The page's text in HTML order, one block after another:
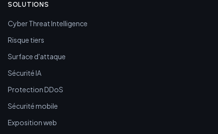
SOLUTIONS
Cyber Threat Intelligence
Risque tiers
Surface d'attaque
Sécurité IA
Protection DDoS
Sécurité mobile
Exposition web